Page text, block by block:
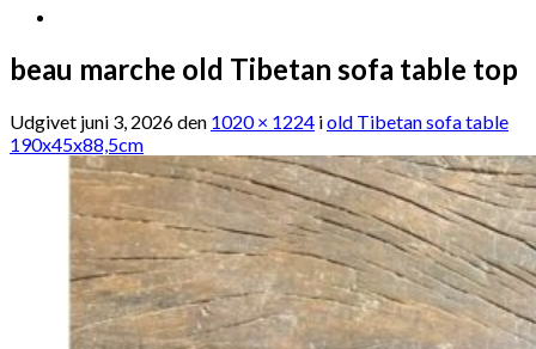
beau marche old Tibetan sofa table top
Udgivet juni 3, 2026den 1020 × 1224 iold Tibetan sofa table
190x45x88,5cm